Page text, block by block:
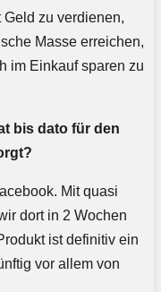
zu verdienen,
Masse erreichen,
im Einkauf sparen zu
bis dato für den
Mit quasi
dort in 2 Wochen
ist definitiv ein
vor allem von